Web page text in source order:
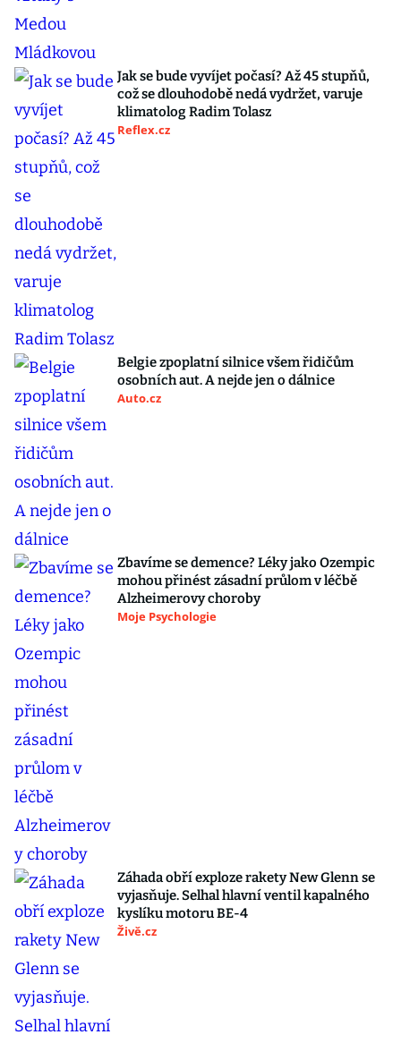
Jak se bude vyvíjet počasí? Až 45 stupňů,
což se dlouhodobě nedá vydržet, varuje
klimatolog Radim Tolasz
Reflex.cz
Belgie zpoplatní silnice všem řidičům
osobních aut. A nejde jen o dálnice
Auto.cz
Zbavíme se demence? Léky jako Ozempic
mohou přinést zásadní průlom v léčbě
Alzheimerovy choroby
Moje Psychologie
Záhada obří exploze rakety New Glenn se
vyjasňuje. Selhal hlavní ventil kapalného
kyslíku motoru BE-4
Živě.cz